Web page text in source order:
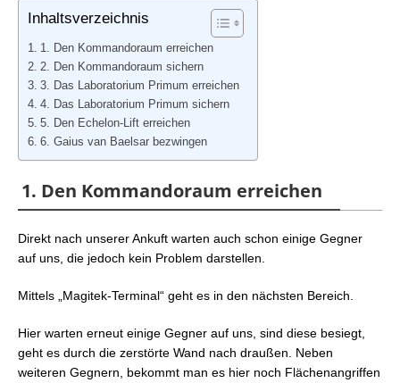
Magitek-Schnitter
Inhaltsverzeichnis
1. Den Kommandoraum erreichen
2. Den Kommandoraum sichern
3. Das Laboratorium Primum erreichen
4. Das Laboratorium Primum sichern
5. Den Echelon-Lift erreichen
6. Gaius van Baelsar bezwingen
1. Den Kommandoraum erreichen
Direkt nach unserer Ankuft warten auch schon einige Gegner
auf uns, die jedoch kein Problem darstellen.
Mittels „Magitek-Terminal“ geht es in den nächsten Bereich.
Hier warten erneut einige Gegner auf uns, sind diese besiegt,
geht es durch die zerstörte Wand nach draußen. Neben
weiteren Gegnern, bekommt man es hier noch Flächenangriffen